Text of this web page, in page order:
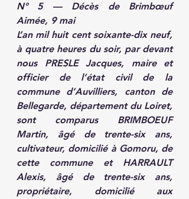
N° 5 — Décès de Brimbœuf
Aimée, 9 mai
L’an mil huit cent soixante-dix neuf,
à quatre heures du soir, par devant
nous PRESLE Jacques, maire et
officier de l’état civil de la
commune d’Auvilliers, canton de
Bellegarde, département du Loiret,
sont comparus BRIMBOEUF
Martin, âgé de trente-six ans,
cultivateur, domicilié à Gomoru, de
cette commune et HARRAULT
Alexis, âgé de trente-six ans,
propriétaire, domicilié aux